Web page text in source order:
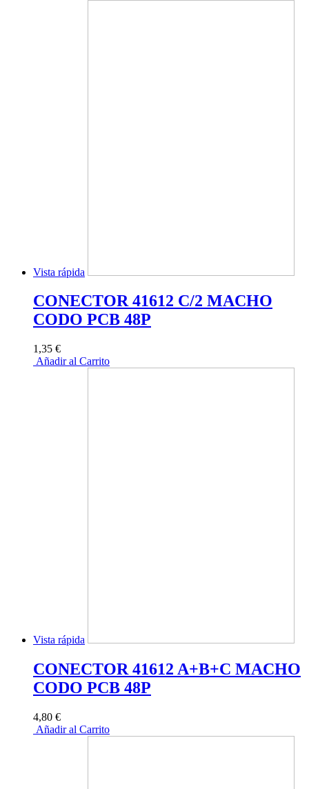
Vista rápida
CONECTOR 41612 C/2 MACHO
CODO PCB 48P
1,35 €
Añadir al Carrito
Vista rápida
CONECTOR 41612 A+B+C MACHO
CODO PCB 48P
4,80 €
Añadir al Carrito